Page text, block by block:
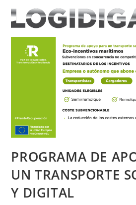
contenido
PROGRAMA DE
UN TRANSPORTE
Y DIGITAL